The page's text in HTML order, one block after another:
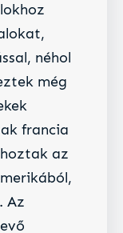
néhol
még
francia
az
Az